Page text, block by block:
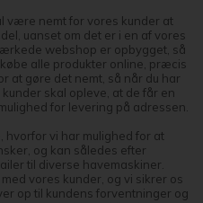
være nemt for vores kunder at
uanset om det er i en af vores
webshop er opbygget, så
alle produkter online, præcis
at gøre det nemt, så når du har
skal opleve, at de får en
for levering på adressen.
hvorfor vi har mulighed for at
og kan således efter
til diverse havemaskiner.
vores kunder, og vi sikrer os
op til kundens forventninger og